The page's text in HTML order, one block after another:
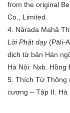
from the original
Co., Limited.
4. Nārada Mahā
Lời Phật dạy(Pāli-
dịch từ bản Hán
Hà Nội: Nxb. Hồng
5. Thích Từ Thông
cương – Tập II. Hà